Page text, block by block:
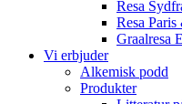
Resa
Resa
Graalresa
Vi erbjuder
Alkemisk podd
Produkter